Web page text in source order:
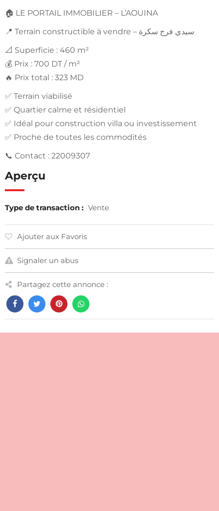
🏠 LE PORTAIL IMMOBILIER – L’AOUINA
📍 Terrain constructible à vendre – سيدي فرج سكرة
📐 Superficie : 460 m²
💰 Prix : 700 DT / m²
🔥 Prix total : 323 MD
✅ Terrain viabilisé
✅ Quartier calme et résidentiel
✅ Idéal pour construction villa ou investissement
✅ Proche de toutes les commodités
📞 Contact : 22009307
Aperçu
Type de transaction : Vente
Ajouter aux Favoris
Signaler un abus
Partagez cette annonce :